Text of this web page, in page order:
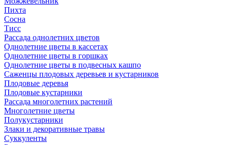
Пихта
Сосна
Тисc
Рассада однолетних цветов
Однолетние цветы в кассетах
Однолетние цветы в горшках
Однолетние цветы в подвесных кашпо
Саженцы плодовых деревьев и кустарников
Плодовые деревья
Плодовые кустарники
Рассада многолетних растений
Многолетние цветы
Полукустарники
Злаки и декоративные травы
Суккуленты